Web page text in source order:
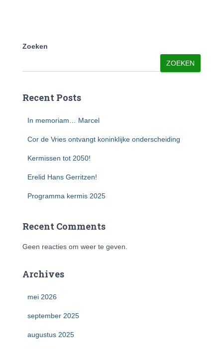
Zoeken
ZOEKEN
Recent Posts
In memoriam… Marcel
Cor de Vries ontvangt koninklijke onderscheiding
Kermissen tot 2050!
Erelid Hans Gerritzen!
Programma kermis 2025
Recent Comments
Geen reacties om weer te geven.
Archives
mei 2026
september 2025
augustus 2025